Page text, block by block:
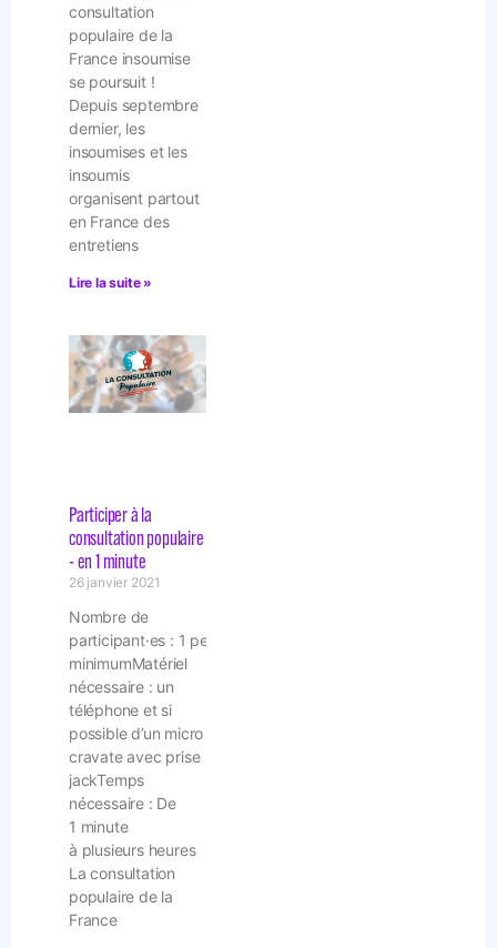
consultation
populaire de la
France insoumise
se poursuit !
Depuis septembre
dernier, les
insoumises et les
insoumis
organisent partout
en France des
entretiens
Lire la suite »
Participer à la
consultation populaire
- en 1 minute
26 janvier 2021
Nombre de
participant·es : 1 personne
minimumMatériel
nécessaire : un
téléphone et si
possible d’un micro
cravate avec prise
jackTemps
nécessaire : De
1 minute
à plusieurs heures
La consultation
populaire de la
France